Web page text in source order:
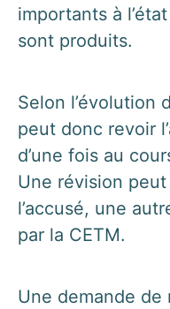
importants à
sont produits.
Selon l’évolution
peut donc revoir
d’une fois au
Une révision
l’accusé, une
par la CETM.
Une demande